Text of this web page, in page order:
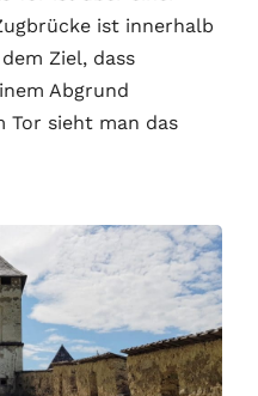
ist innerhalb
Ziel, dass
Abgrund
Tor sieht man das